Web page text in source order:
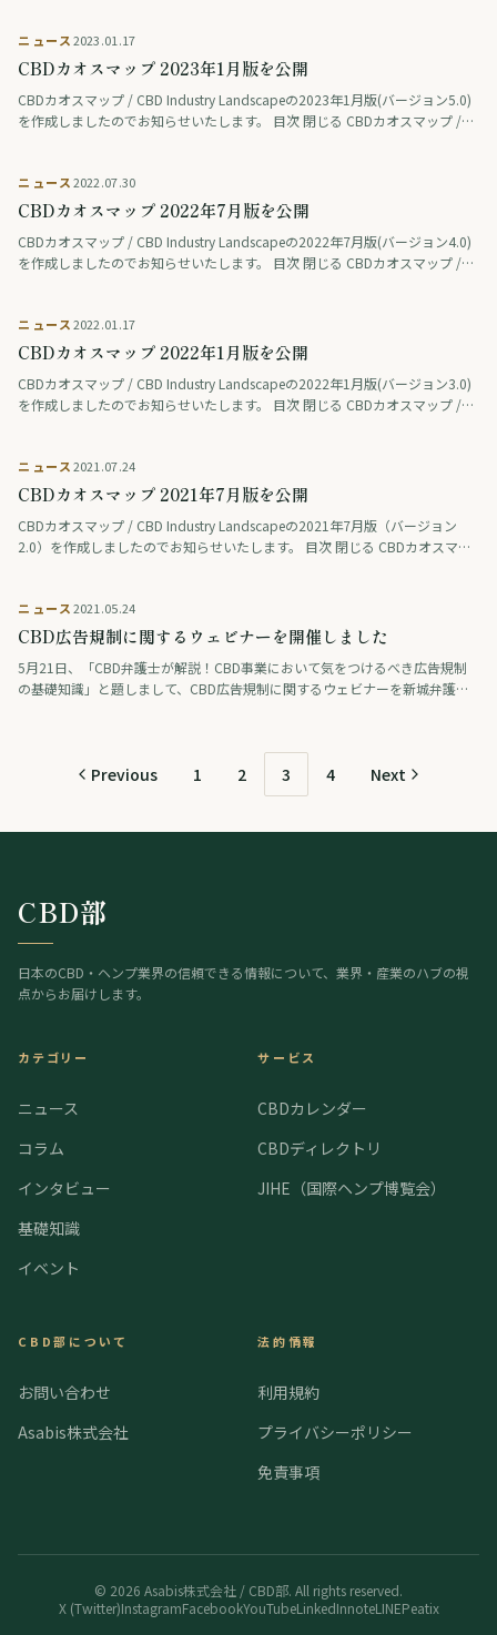
ニュース2023.01.17
CBDカオスマップ 2023年1月版を公開
CBDカオスマップ / CBD Industry Landscapeの2023年1月版(バージョン5.0)
を作成しましたのでお知らせいたします。 目次 閉じる CBDカオスマップ /
ニュース2022.07.30
CBDカオスマップ 2022年7月版を公開
CBDカオスマップ / CBD Industry Landscapeの2022年7月版(バージョン4.0)
を作成しましたのでお知らせいたします。 目次 閉じる CBDカオスマップ /
ニュース2022.01.17
CBDカオスマップ 2022年1月版を公開
CBDカオスマップ / CBD Industry Landscapeの2022年1月版(バージョン3.0)
を作成しましたのでお知らせいたします。 目次 閉じる CBDカオスマップ /
ニュース2021.07.24
CBDカオスマップ 2021年7月版を公開
CBDカオスマップ / CBD Industry Landscapeの2021年7月版（バージョン
2.0）を作成しましたのでお知らせいたします。 目次 閉じる CBDカオスマッ
ニュース2021.05.24
CBD広告規制に関するウェビナーを開催しました
5月21日、「CBD弁護士が解説！CBD事業において気をつけるべき広告規制
の基礎知識」と題しまして、CBD広告規制に関するウェビナーを新城弁護士
Previous 1 2 3 4 Next
CBD部
日本のCBD・ヘンプ業界の信頼できる情報について、業界・産業のハブの視
点からお届けします。
カテゴリー
ニュース
コラム
インタビュー
基礎知識
イベント
サービス
CBDカレンダー
CBDディレクトリ
JIHE（国際ヘンプ博覧会）
CBD部について
お問い合わせ
Asabis株式会社
法的情報
利用規約
プライバシーポリシー
免責事項
© 2026 Asabis株式会社 / CBD部. All rights reserved.
X (Twitter)InstagramFacebookYouTubeLinkedInnoteLINEPeatix